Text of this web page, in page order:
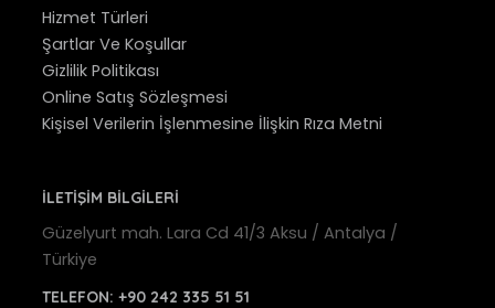
Hizmet Türleri
Şartlar Ve Koşullar
Gizlilik Politikası
Online Satış Sözleşmesi
Kişisel Verilerin İşlenmesine İlişkin Rıza Metni
İLETİŞİM BİLGİLERİ
Güzelyurt mah. Lara Cd 41/3 Aksu / Antalya /
Türkiye
TELEFON: +90 242 335 51 51